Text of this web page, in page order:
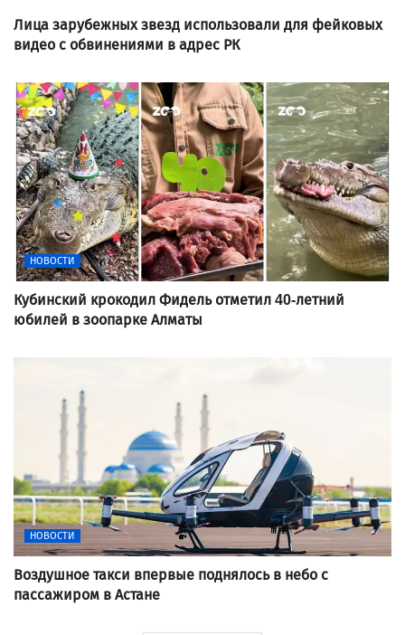
Лица зарубежных звезд использовали для фейковых
видео с обвинениями в адрес РК
НОВОСТИ
Кубинский крокодил Фидель отметил 40-летний
юбилей в зоопарке Алматы
НОВОСТИ
Воздушное такси впервые поднялось в небо с
пассажиром в Астане